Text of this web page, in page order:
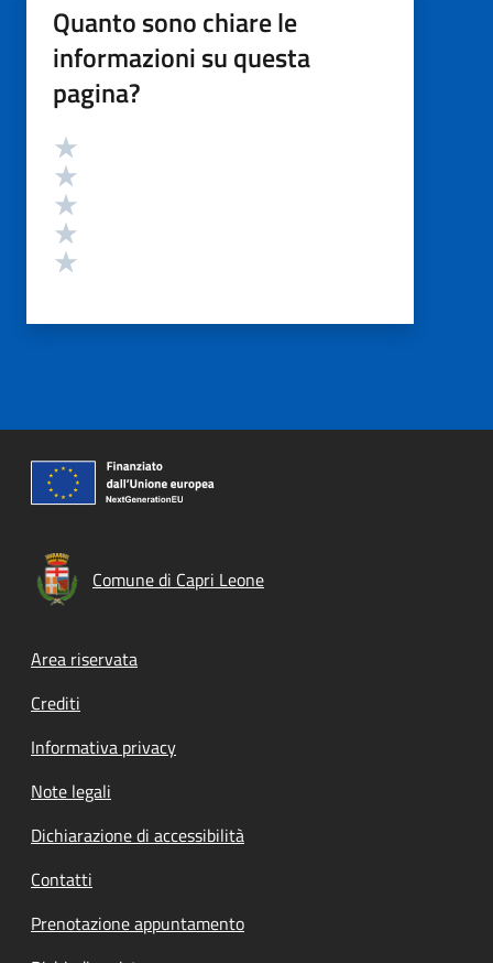
Quanto sono chiare le
informazioni su questa
pagina?
Valutazione
Comune di Capri Leone
Footer menu
Area riservata
Crediti
Informativa privacy
Note legali
Dichiarazione di accessibilità
Contatti
Prenotazione appuntamento